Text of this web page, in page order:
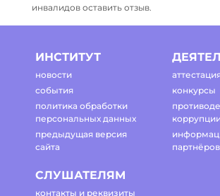
инвалидов оставить отзыв.
ИНСТИТУТ
новости
события
политика обработки
персональных данных
предыдущая версия
сайта
конкурсы
партнёров
СЛУШАТЕЛЯМ
контакты и реквизиты